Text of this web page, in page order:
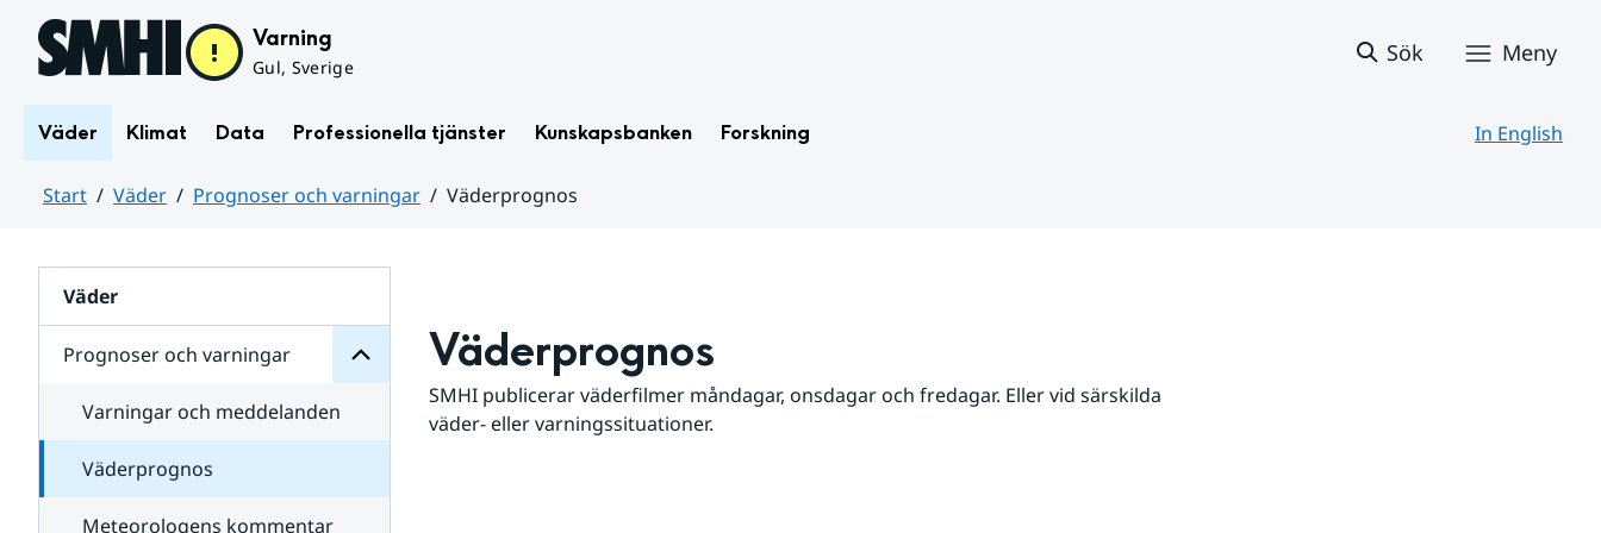
Hoppa till sidans innehåll Varning
Gul, Sverige
Sök Meny
Väder Klimat Data Professionella tjänster Kunskapsbanken Forskning In English
Start Väder Prognoser och varningar
Väderprognos
Väder
Prognoser och varningar
för
varningar
Varningar och meddelanden
Väderprognos
Meteorologens kommentar
Väderprognos
SMHI publicerar väderfilmer måndagar, onsdagar och fredagar. Eller vid särskilda
väder- eller varningssituationer.